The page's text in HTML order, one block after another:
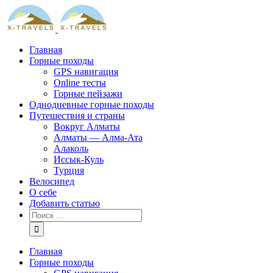
Skip
to
content
Главная
Горные походы
GPS навигация
Online тесты
Горные пейзажи
Однодневные горные походы
Путешествия и страны
Вокруг Алматы
Алматы — Алма-Ата
Алаколь
Иссык-Куль
Турция
Велосипед
О себе
Добавить статью
Результат
поиска:
Главная
Горные походы